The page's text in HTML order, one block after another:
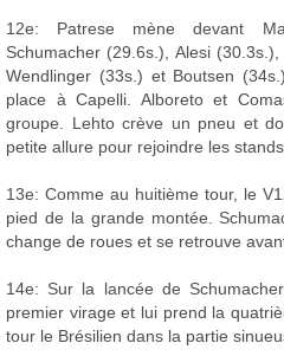
12e: Patrese mène devant
Schumacher (29.6s.), Alesi
Wendlinger (33s.) et Boutsen
place à Capelli. Alboreto et
groupe. Lehto crève un pneu et
petite allure pour rejoindre les stands.
13e: Comme au huitième tour, le
pied de la grande montée.
change de roues et se retrouve
14e: Sur la lancée de
premier virage et lui prend la
tour le Brésilien dans la partie